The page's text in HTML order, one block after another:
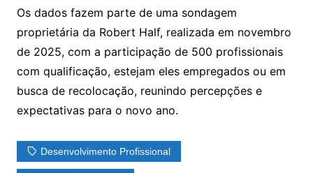
Os dados fazem parte de uma sondagem
proprietária da Robert Half, realizada em novembro
de 2025, com a participação de 500 profissionais
com qualificação, estejam eles empregados ou em
busca de recolocação, reunindo percepções e
expectativas para o novo ano.
Desenvolvimento Profissional